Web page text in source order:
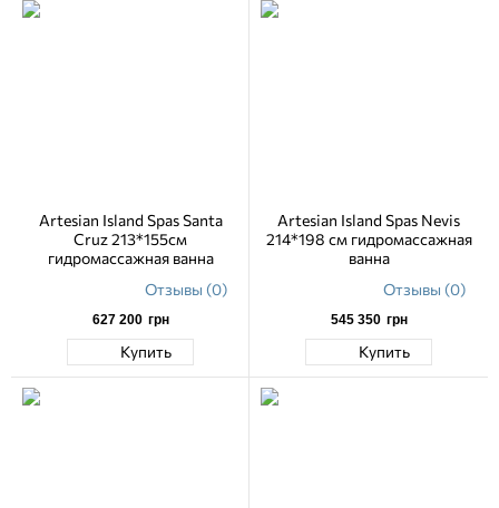
Artesian Island Spas Santa
Cruz 213*155см
гидромассажная ванна
Отзывы (0)
627 200 грн
Купить
Artesian Island Spas Nevis
214*198 см гидромассажная
ванна
Отзывы (0)
545 350 грн
Купить